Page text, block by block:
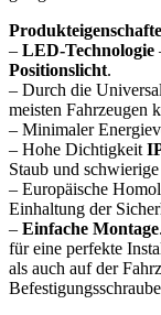
– LED-Technologie
Positionslicht.
– Durch die
meisten Fahrzeugen
– Minimaler
– Hohe Dichtigkeit
Staub und
– Europäische
Einhaltung der
– Einfache Montage
für eine perfekte
als auch auf der